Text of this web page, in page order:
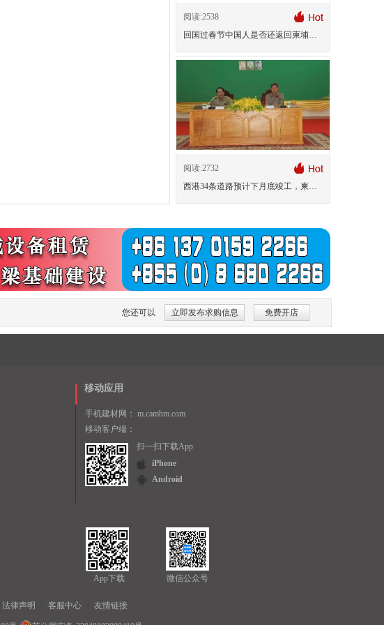
阅读:2538
回国过春节中国人是否还返回柬埔寨？
阅读:2732
西港34条道路预计下月底竣工，柬新年启用
您还可以 立即发布求购信息 免费开店
移动应用
手机建材网： m.cambm.com
移动客户端：
扫一扫下载App
iPhone
Android
App下载 微信公众号
法律声明 客服中心 友情链接